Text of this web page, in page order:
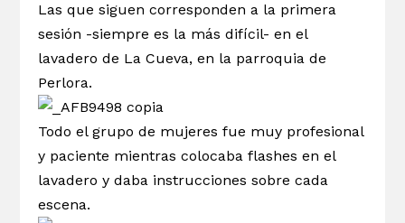
Las que siguen corresponden a la primera
sesión -siempre es la más difícil- en el
lavadero de La Cueva, en la parroquia de
Perlora.
Todo el grupo de mujeres fue muy profesional
y paciente mientras colocaba flashes en el
lavadero y daba instrucciones sobre cada
escena.